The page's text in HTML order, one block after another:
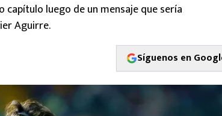
capítulo luego de un mensaje que sería
Aguirre.
Síguenos en